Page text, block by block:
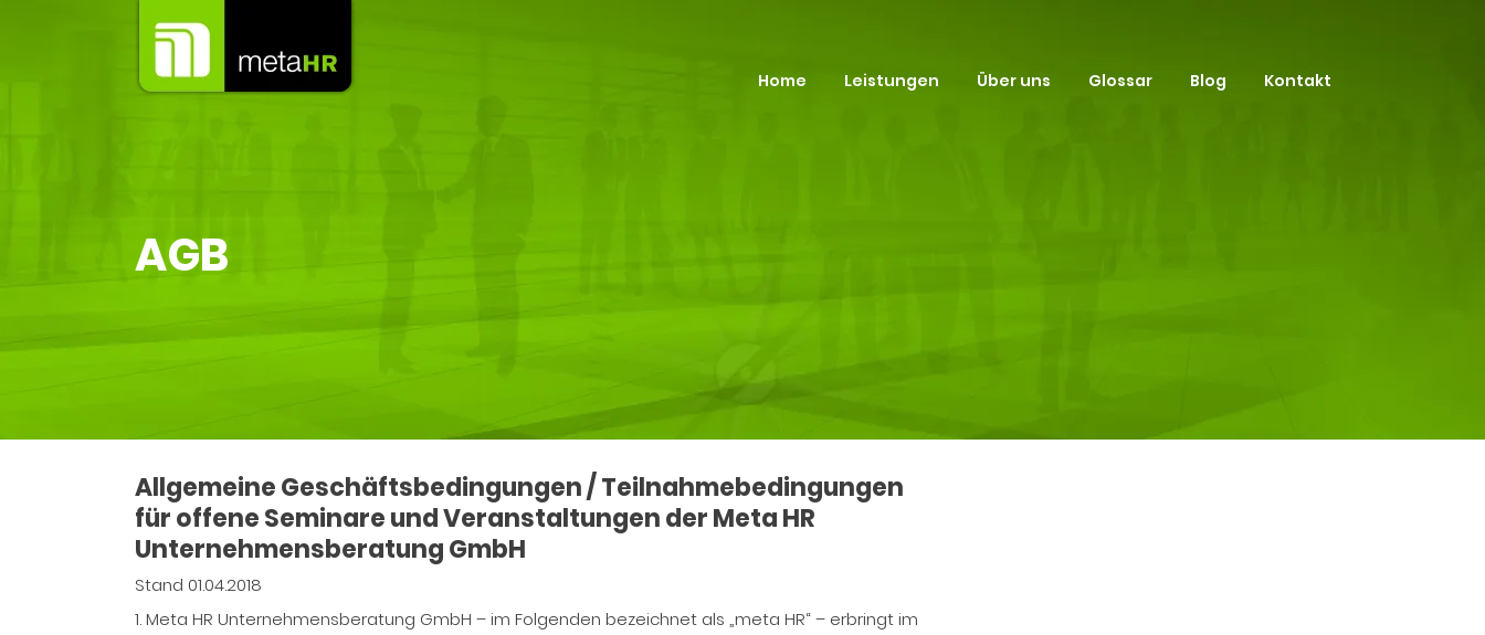
Home Leistungen Über uns Glossar Blog Kontakt
AGB
Allgemeine Geschäftsbedingungen / Teilnahmebedingungen
für offene Seminare und Veranstaltungen der Meta HR
Unternehmensberatung GmbH
Stand 01.04.2018
1. Meta HR Unternehmensberatung GmbH – im Folgenden bezeichnet als „meta HR“ – erbringt im